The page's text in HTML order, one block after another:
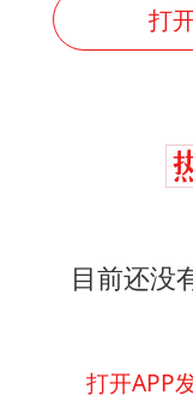
打
目前还没
打开APP